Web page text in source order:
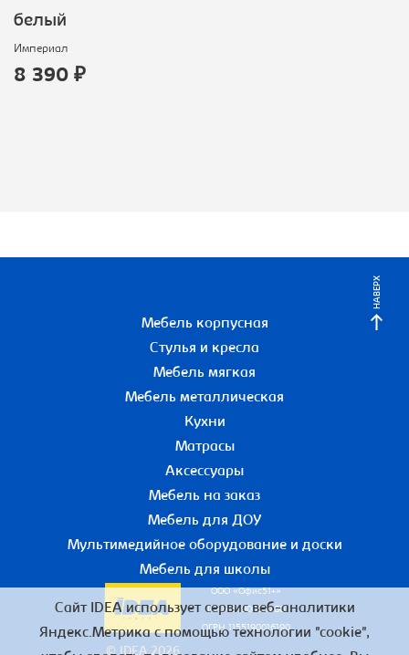
белый
Империал
8 390 ₽
НАВЕРХ
Мебель корпусная
Стулья и кресла
Мебель мягкая
Мебель металлическая
Кухни
Матрасы
Аксессуары
Мебель на заказ
Мебель для ДОУ
Мультимедийное оборудование и доски
Мебель для школы
ООО «Офис51+»
ИНН 5190055780
ОГРН 1155190016190
Сайт IDEA использует сервис веб-аналитики
Яндекс.Метрика с помощью технологии "cookie",